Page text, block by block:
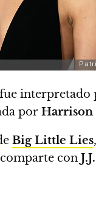
interpretado
por Harrison
Big Little Lies
con